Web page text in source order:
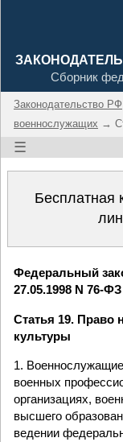
Сборник
Законодательство РФ
военнослужащих →
☰
Бесплатная
Федеральный
27.05.1998 N 76-ФЗ
Статья 19. Право
культуры
1.
военных
организациях,
высшего
ведении